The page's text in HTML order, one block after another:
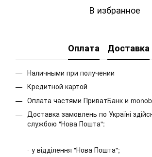
В избранное
Оплата Доставка
Наличными при получении
Кредитной картой
Оплата частями ПриватБанк и
Доставка замовлень по Україні
службою "Нова Пошта":
- у відділення "Нова Пошта";